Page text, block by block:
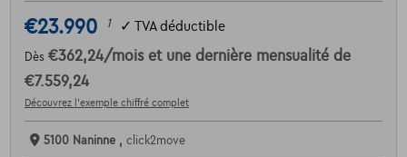
€23.990 1 ✓ TVA déductible
Dès €362,24/mois et une dernière mensualité de
€7.559,24
Découvrez l’exemple chiffré complet
5100 Naninne , click2move